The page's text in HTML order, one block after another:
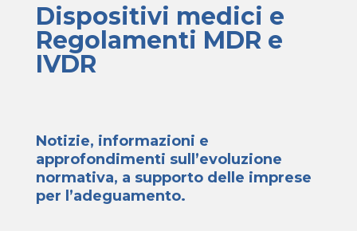
Dispositivi medici e
Regolamenti MDR e
IVDR
Notizie, informazioni e
approfondimenti sull’evoluzione
normativa, a supporto delle imprese
per l’adeguamento.